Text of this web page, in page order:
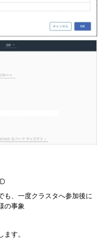
も、一度クラスタへ参加後に
の事象
す。